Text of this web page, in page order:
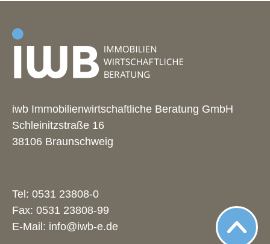
iwb Immobilienwirtschaftliche Beratung GmbH
Schleinitzstraße 16
38106 Braunschweig
Tel: 0531 23808-0
Fax: 0531 23808-99
E-Mail: info@iwb-e.de